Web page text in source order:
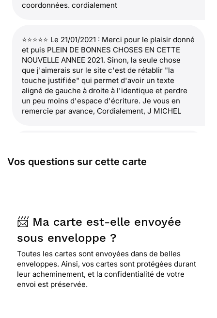
coordonnées. cordialement
⭐⭐⭐⭐⭐ Le 21/01/2021 : Merci pour le plaisir donné
et puis PLEIN DE BONNES CHOSES EN CETTE
NOUVELLE ANNEE 2021. Sinon, la seule chose
que j'aimerais sur le site c'est de rétablir "la
touche justifiée" qui permet d'avoir un texte
aligné de gauche à droite à l'identique et perdre
un peu moins d'espace d'écriture. Je vous en
remercie par avance, Cordialement, J MICHEL
⭐⭐⭐⭐⭐ Le 28/12/2016 : Elle est simple
⭐⭐⭐⭐⭐ Le 27/12/2016 : Belle image
Vos questions sur cette carte
📨 Ma carte est-elle envoyée
sous enveloppe ?
Toutes les cartes sont envoyées dans de belles
enveloppes. Ainsi, vos cartes sont protégées durant
leur acheminement, et la confidentialité de votre
envoi est préservée.